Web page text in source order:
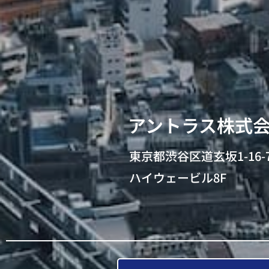
アントラス株式
東京都渋谷区道玄坂1-16-
ハイウェービル8F